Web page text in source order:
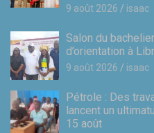
9 août 2026 isaac
Salon du
d’orientation à
9 août 2026 isaac
Pétrole : Des
lancent un
15 août